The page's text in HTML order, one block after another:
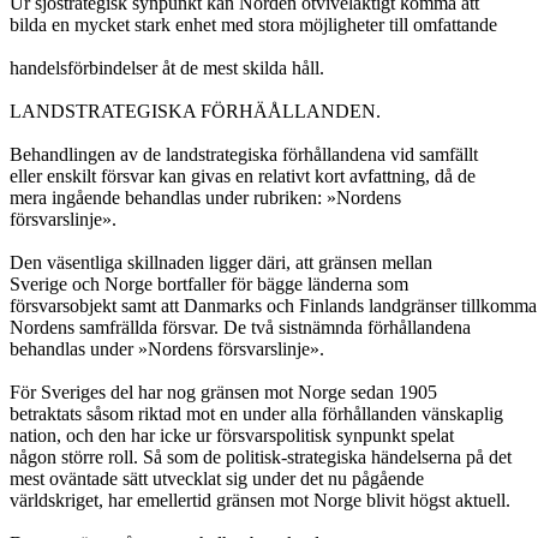
bilda en mycket stark enhet med stora möjligheter till omfattande
handelsförbindelser åt de mest skilda håll.
LANDSTRATEGISKA FÖRHÄÅLLANDEN.
Behandlingen av de landstrategiska förhållandena vid samfällt
eller enskilt försvar kan givas en relativt kort avfattning, då de
mera ingående behandlas under rubriken: »Nordens
försvarslinje».
Den väsentliga skillnaden ligger däri, att gränsen mellan
Sverige och Norge bortfaller för bägge länderna som
försvarsobjekt samt att Danmarks och Finlands landgränser
Nordens samfrällda försvar. De två sistnämnda förhållandena
behandlas under »Nordens försvarslinje».
För Sveriges del har nog gränsen mot Norge sedan 1905
betraktats såsom riktad mot en under alla förhållanden vänskaplig
nation, och den har icke ur försvarspolitisk synpunkt spelat
någon större roll. Så som de politisk-strategiska händelserna på det
mest oväntade sätt utvecklat sig under det nu pågående
världskriget, har emellertid gränsen mot Norge blivit högst aktuell.